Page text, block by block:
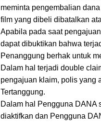
meminta pengembalian
film yang dibeli dibatalkan
Apabila pada saat
dapat dibuktikan bahwa
Penanggung berhak untuk
Dalam hal terjadi double
pengajuan klaim, polis yang
Tertanggung.
Dalam hal Pengguna DANA
diaktifkan dan Pengguna